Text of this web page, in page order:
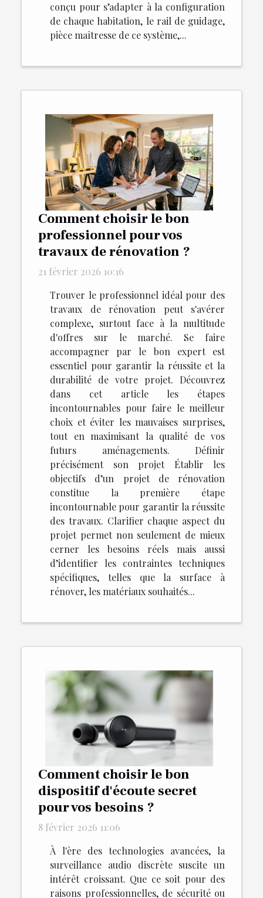
conçu pour s’adapter à la configuration
de chaque habitation, le rail de guidage,
pièce maîtresse de ce système,...
Comment choisir le bon
professionnel pour vos
travaux de rénovation ?
21 février 2026 10:16
Trouver le professionnel idéal pour des
travaux de rénovation peut s'avérer
complexe, surtout face à la multitude
d'offres sur le marché. Se faire
accompagner par le bon expert est
essentiel pour garantir la réussite et la
durabilité de votre projet. Découvrez
dans cet article les étapes
incontournables pour faire le meilleur
choix et éviter les mauvaises surprises,
tout en maximisant la qualité de vos
futurs aménagements. Définir
précisément son projet Établir les
objectifs d’un projet de rénovation
constitue la première étape
incontournable pour garantir la réussite
des travaux. Clarifier chaque aspect du
projet permet non seulement de mieux
cerner les besoins réels mais aussi
d’identifier les contraintes techniques
spécifiques, telles que la surface à
rénover, les matériaux souhaités...
Comment choisir le bon
dispositif d'écoute secret
pour vos besoins ?
8 février 2026 11:06
À l'ère des technologies avancées, la
surveillance audio discrète suscite un
intérêt croissant. Que ce soit pour des
raisons professionnelles, de sécurité ou